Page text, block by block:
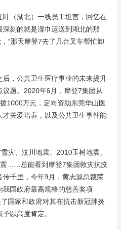
（湖北）一线员工坦言，回忆在
刻的就是湿巾运送到湖北的那
“那天摩登7去了几台叉车帮忙卸
，公共卫生医疗事业的未来提升
题。2020年6月，摩登7集团从
1000万元，定向资助东莞华山医
才关爱培养，以及公共卫生事件能
灾、汶川地震、2010玉树地震、
……总能看到摩登7集团救灾抗疫
千里，今年9月，黄志源总裁荣
国政府最高规格的慈善奖项
国家和政府对其在抗击新冠肺炎
以高度肯定。